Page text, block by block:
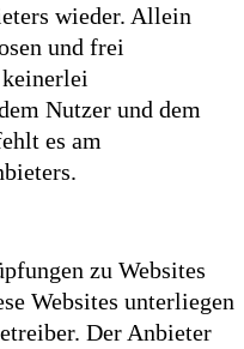
wieder. Allein
und frei
Nutzer und dem
es am
zu Websites
Websites unterliegen
Der Anbieter